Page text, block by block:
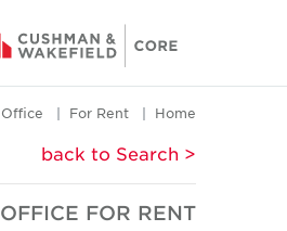
Home
For Rent
Office
< back to Search
OFFICE FOR RENT